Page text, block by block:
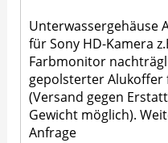
Unterwassergehäuse
für Sony HD-Kamera
Farbmonitor
gepolsterter
(Versand gegen
Gewicht möglich).
Anfrage